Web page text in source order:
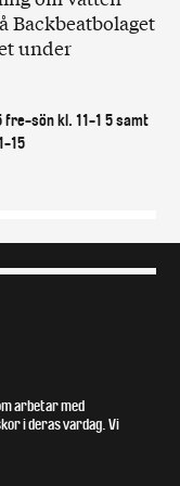
Backbeatbolaget
under
sön kl. 11-1 5 samt
15
arbetar med
i deras vardag. Vi